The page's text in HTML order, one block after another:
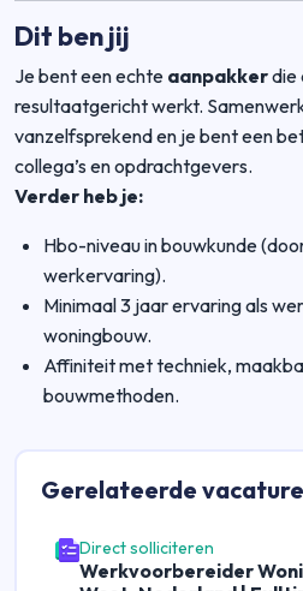
Dit ben jij
Je bent een echte aanpakkerdie
resultaatgericht werkt.
vanzelfsprekend en je bent een
collega’s en opdrachtgevers.
Verder heb je:
Hbo-niveau in bouwkunde
werkervaring).
Minimaal 3 jaar ervaring als
woningbouw.
Affiniteit met techniek,
bouwmethoden.
Gerelateerde
Direct solliciteren
Werkvoorbereider